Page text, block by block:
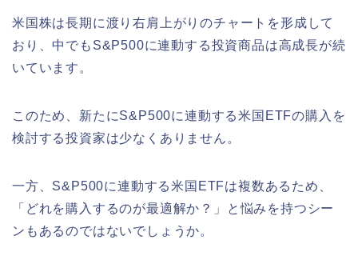
米国株は長期に渡り右肩上がりのチャートを形成して
おり、中でもS&P500に連動する投資商品は高成長が続
いています。
このため、新たにS&P500に連動する米国ETFの購入を
検討する投資家は少なくありません。
一方、S&P500に連動する米国ETFは複数あるため、
「どれを購入するのが最適解か？」と悩みを持つシー
ンもあるのではないでしょうか。